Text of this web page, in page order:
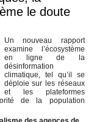
le doute
Un nouveau rapport
examine l’écosystème
en ligne de la
désinformation
climatique, tel qu’il se
déploie sur les réseaux
et les plateformes
de la population